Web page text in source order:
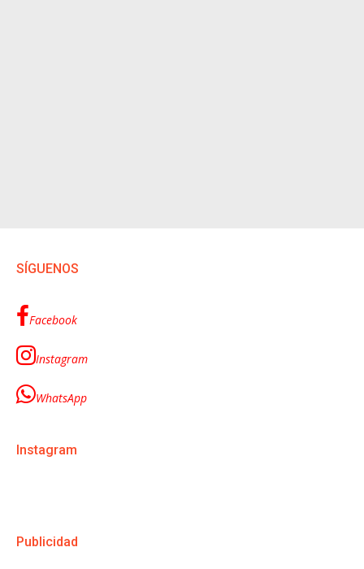
SÍGUENOS
Facebook
Instagram
WhatsApp
Instagram
Publicidad